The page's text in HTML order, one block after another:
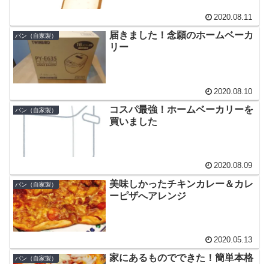
2020.08.11
パン（自家製）
届きました！念願のホームベーカ
リー
2020.08.10
パン（自家製）
コスパ最強！ホームベーカリーを
買いました
2020.08.09
パン（自家製）
美味しかったチキンカレー＆カレ
ーピザへアレンジ
2020.05.13
パン（自家製）
家にあるものでできた！簡単本格